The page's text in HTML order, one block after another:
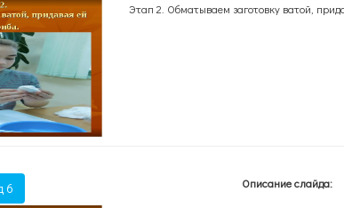
Этап 2. Обматываем заготовку ватой,
6 Описание слайда: